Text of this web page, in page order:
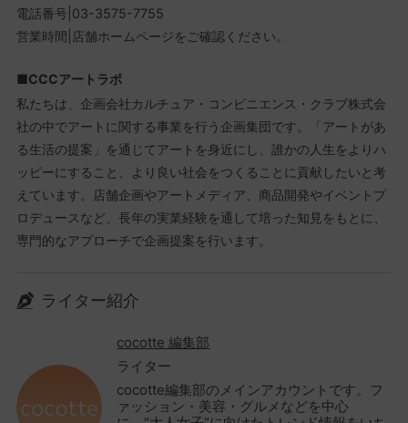
電話番号|03-3575-7755
営業時間|店舗ホームページをご確認ください。
■CCCアートラボ
私たちは、企画会社カルチュア・コンビニエンス・クラブ株式会
社の中でアートに関する事業を行う企画集団です。「アートがあ
る生活の提案」を通じてアートを身近にし、誰かの人生をよりハ
ッピーにすること、より良い社会をつくることに貢献したいと考
えています。店舗企画やアートメディア、商品開発やイベントプ
ロデュースなど、長年の実業経験を通して培った知見をもとに、
専門的なアプローチで企画提案を行います。
ライター紹介
cocotte 編集部
ライター
cocotte編集部のメインアカウントです。フ
ァッション・美容・グルメなどを中心